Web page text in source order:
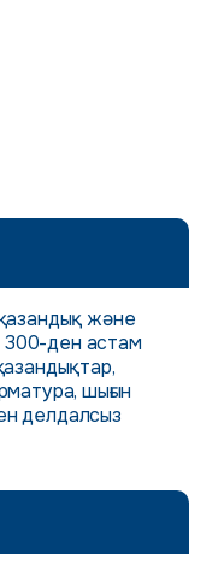
және
ден астам
шығын
делдалсыз